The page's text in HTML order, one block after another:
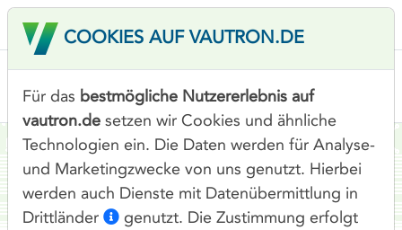
UNSER TIPP
COOKIES AUF VAUTRON.DE
Für das bestmögliche Nutzererlebnis auf
vautron.de setzen wir Cookies und ähnliche
Technologien ein. Die Daten werden für Analyse-
und Marketingzwecke von uns genutzt. Hierbei
werden auch Dienste mit Datenübermittlung in
Drittländer
genutzt. Die Zustimmung erfolgt